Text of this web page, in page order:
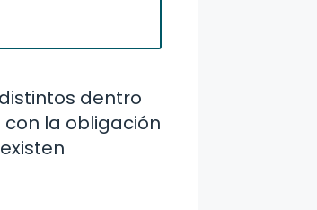
dentro
la obligación